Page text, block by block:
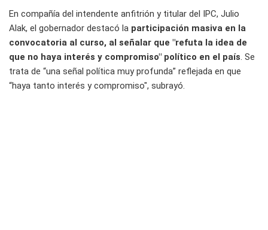
En compañía del intendente anfitrión y titular del IPC, Julio
Alak, el gobernador destacó la participación masiva en la
convocatoria al curso, al señalar que "refuta la idea de
que no haya interés y compromiso" político en el país. Se
trata de “una señal política muy profunda” reflejada en que
“haya tanto interés y compromiso", subrayó.